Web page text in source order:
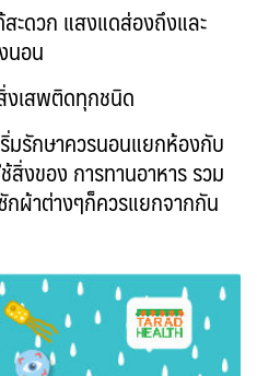
ะดวก แสงแดส่องถึงและ
นอน
เสพติดทุกชนิด
มรักษาควรนอนแยกห้องกับ
สิ่งของ การทานอาหาร รวม
ผ้าต่างๆก็ควรแยกจากกัน